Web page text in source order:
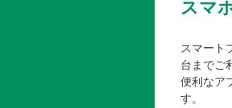
スマ
スマート
台までご
便利なア
す。